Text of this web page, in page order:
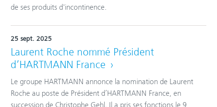
de ses produits d'incontinence.
25 sept. 2025
Laurent Roche nommé Président
d’HARTMANN France
Le groupe HARTMANN annonce la nomination de Laurent
Roche au poste de Président d’HARTMANN France, en
succession de Christophe Gehl. Il a pris ses fonctions le 9